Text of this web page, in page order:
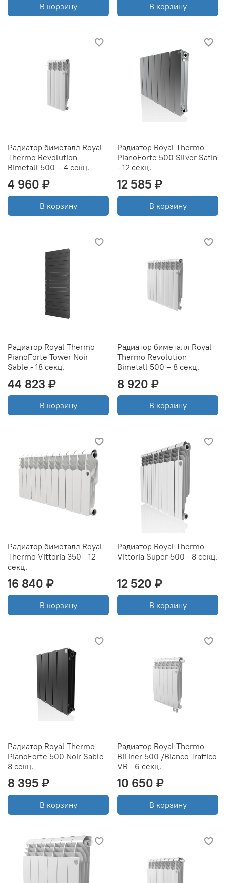
В корзину В корзину
Радиатор биметалл Royal
Thermo Revolution
Bimetall 500 – 4 секц.
4 960 ₽
В корзину
Радиатор Royal Thermo
PianoForte 500 Silver Satin
- 12 секц.
12 585 ₽
В корзину
Радиатор Royal Thermo
PianoForte Tower Noir
Sable - 18 секц.
44 823 ₽
В корзину
Радиатор биметалл Royal
Thermo Revolution
Bimetall 500 – 8 секц.
8 920 ₽
В корзину
Радиатор биметалл Royal
Thermo Vittoria 350 - 12
секц.
16 840 ₽
В корзину
Радиатор Royal Thermo
Vittoria Super 500 - 8 секц.
12 520 ₽
В корзину
Радиатор Royal Thermo
PianoForte 500 Noir Sable -
8 секц.
8 395 ₽
В корзину
Радиатор Royal Thermo
BiLiner 500 /Bianco Traffico
VR - 6 секц.
10 650 ₽
В корзину